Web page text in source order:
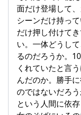
面だけ登場して
シーンだけ持っ
だけ押し付けて
い。一体どうし
るのだろうか。
くれていたと言
んだのか。勝手
のではないだろ
という人間に依